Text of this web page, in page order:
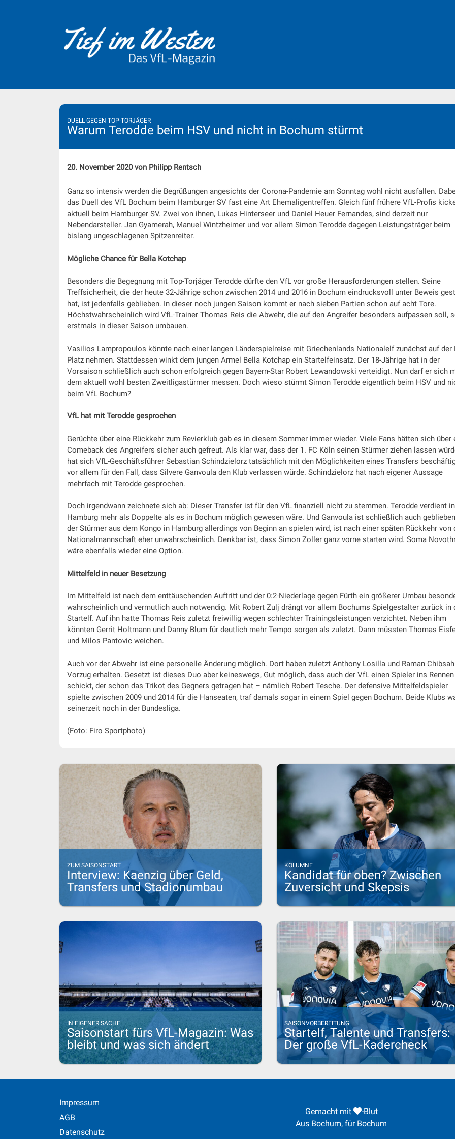
DUELL GEGEN TOP-TORJÄGER
Warum Terodde beim HSV und nicht in Bochum stürmt
20. November 2020 von Philipp Rentsch
Ganz so intensiv werden die Begrüßungen angesichts der Corona-Pandemie am Sonntag wohl nicht ausfallen.
das Duell des VfL Bochum beim Hamburger SV fast eine Art Ehemaligentreffen. Gleich fünf frühere VfL-Profis
aktuell beim Hamburger SV. Zwei von ihnen, Lukas Hinterseer und Daniel Heuer Fernandes, sind derzeit nur
Nebendarsteller. Jan Gyamerah, Manuel Wintzheimer und vor allem Simon Terodde dagegen Leistungsträger beim
bislang ungeschlagenen Spitzenreiter.
Mögliche Chance für Bella Kotchap
Besonders die Begegnung mit Top-Torjäger Terodde dürfte den VfL vor große Herausforderungen stellen. Seine
Treffsicherheit, die der heute 32-Jährige schon zwischen 2014 und 2016 in Bochum eindrucksvoll unter Beweis
hat, ist jedenfalls geblieben. In dieser noch jungen Saison kommt er nach sieben Partien schon auf acht Tore.
Höchstwahrscheinlich wird VfL-Trainer Thomas Reis die Abwehr, die auf den Angreifer besonders aufpassen soll,
erstmals in dieser Saison umbauen.
Vasilios Lampropoulos könnte nach einer langen Länderspielreise mit Griechenlands Nationalelf zunächst auf der
Platz nehmen. Stattdessen winkt dem jungen Armel Bella Kotchap ein Startelfeinsatz. Der 18-Jährige hat in der
Vorsaison schließlich auch schon erfolgreich gegen Bayern-Star Robert Lewandowski verteidigt. Nun darf er sich
dem aktuell wohl besten Zweitligastürmer messen. Doch wieso stürmt Simon Terodde eigentlich beim HSV und
beim VfL Bochum?
VfL hat mit Terodde gesprochen
Gerüchte über eine Rückkehr zum Revierklub gab es in diesem Sommer immer wieder. Viele Fans hätten sich über
Comeback des Angreifers sicher auch gefreut. Als klar war, dass der 1. FC Köln seinen Stürmer ziehen lassen
hat sich VfL-Geschäftsführer Sebastian Schindzielorz tatsächlich mit den Möglichkeiten eines Transfers
vor allem für den Fall, dass Silvere Ganvoula den Klub verlassen würde. Schindzielorz hat nach eigener Aussage
mehrfach mit Terodde gesprochen.
Doch irgendwann zeichnete sich ab: Dieser Transfer ist für den VfL finanziell nicht zu stemmen. Terodde verdient in
Hamburg mehr als Doppelte als es in Bochum möglich gewesen wäre. Und Ganvoula ist schließlich auch
der Stürmer aus dem Kongo in Hamburg allerdings von Beginn an spielen wird, ist nach einer späten Rückkehr von
Nationalmannschaft eher unwahrscheinlich. Denkbar ist, dass Simon Zoller ganz vorne starten wird. Soma
wäre ebenfalls wieder eine Option.
Mittelfeld in neuer Besetzung
Im Mittelfeld ist nach dem enttäuschenden Auftritt und der 0:2-Niederlage gegen Fürth ein größerer Umbau
wahrscheinlich und vermutlich auch notwendig. Mit Robert Zulj drängt vor allem Bochums Spielgestalter zurück in
Startelf. Auf ihn hatte Thomas Reis zuletzt freiwillig wegen schlechter Trainingsleistungen verzichtet. Neben ihm
könnten Gerrit Holtmann und Danny Blum für deutlich mehr Tempo sorgen als zuletzt. Dann müssten Thomas
und Milos Pantovic weichen.
Auch vor der Abwehr ist eine personelle Änderung möglich. Dort haben zuletzt Anthony Losilla und Raman
Vorzug erhalten. Gesetzt ist dieses Duo aber keineswegs, Gut möglich, dass auch der VfL einen Spieler ins Rennen
schickt, der schon das Trikot des Gegners getragen hat – nämlich Robert Tesche. Der defensive Mittelfeldspieler
spielte zwischen 2009 und 2014 für die Hanseaten, traf damals sogar in einem Spiel gegen Bochum. Beide Klubs
seinerzeit noch in der Bundesliga.
(Foto: Firo Sportphoto)
ZUM SAISONSTART
Interview: Kaenzig über Geld,
Transfers und Stadionumbau
KOLUMNE
Kandidat für oben? Zwischen
Zuversicht und Skepsis
IN EIGENER SACHE
Saisonstart fürs VfL-Magazin: Was
bleibt und was sich ändert
SAISONVORBEREITUNG
Startelf, Talente und Transfers:
Der große VfL-Kadercheck
Impressum
AGB
Datenschutz
Gemacht mit
-Blut
Aus Bochum, für Bochum